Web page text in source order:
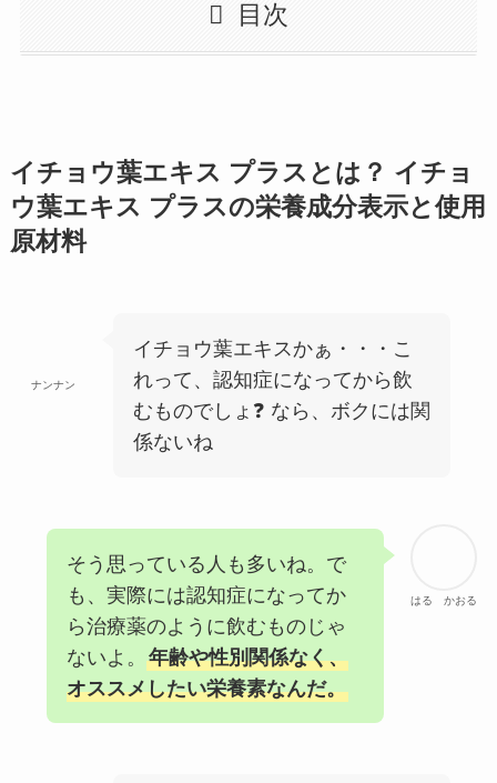
目次
イチョウ葉エキス プラス とは？ イチョ
ウ葉エキス プラスの栄養成分表示と使用
原材料
ナンナン
イチョウ葉エキスかぁ・・・こ
れって、認知症になってから飲
むものでしょ❓ なら、ボクには関
係ないね
はる かおる
そう思っている人も多いね。で
も、実際には認知症になってか
ら治療薬のように飲むものじゃ
ないよ。 年齢や性別関係なく、
オススメしたい栄養素なんだ。